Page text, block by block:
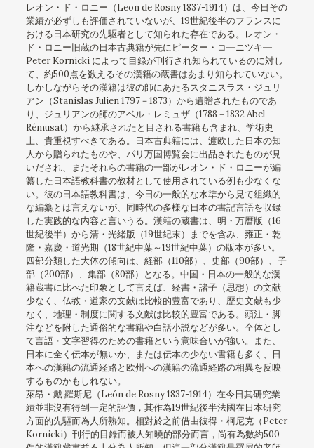
レオン・ド・ロニー（Leon de Rosny 1837-1914）は、今日その
業績が必ずしも評価されていないが、19世紀後半のフランスに
おける日本研究の先駆者として知られた存在である。レオン・
ド・ロニー旧蔵の日本古典籍が先にピーター・コ―ニツキ―
Peter Kornicki によって目録が刊行され知られているのに対し
て、約500点を数えるその漢籍の蔵書はあまり知られていない。
しかしながらその漢籍は彼の師にあたるスタニスラス・ジュリ
アン（Stanislas Julien 1797－1873）から遺贈されたものであ
り、ジュリアンの師のアベル・レミュザ（1788－1832 Abel
Rémusat）から継承されたと目される書籍も含まれ、学術史
上、貴重視すべきである。日本古典籍には、渡欧した日本の知
人から贈られたものや、パリ万国博覧会に出品されたものが見
いだされ、またそれらの書籍の一部がレオン・ド・ロニーが編
纂した日本語教科書の教材として使用されている例も少なくな
い。彼の日本語教科書は、今日の一般的な水準から見て組織的
な編纂とは言えないが、同時代の多様な日本の書記言語を収録
した実践的な内容と言いうる。漢籍の蔵書は、明・万暦版（16
世紀後半）から清・光緒版（19世紀末）までを含み、雍正・乾
隆・嘉慶・道光期（18世紀中葉～19世紀中葉）の版本が多い。
四部分類した大体の傾向は、経部（110部）、史部（90部）、子
部（200部）、集部（80部）となる。中国・日本の一般的な漢
籍蔵書に比べた印象として言えば、経書・諸子（思想）の文献
少なく、仏教・道家の文献は比較的豊富であり、歴史文献も少
なく、地理・制度に関する文献は比較的豊富である。頭注・脚
注などを附した通俗的な書籍や白話小説などが多い。全体とし
て言語・文字習得のための書籍という意味合いが強い。また、
日本に全く伝本が無いか、または伝本の少ない書籍も多く、日
本への漢籍の流通経路と欧州への漢籍の流通経路の相異を反映
するものかもしれない。
萊昂・戴 羅斯尼（León de Rosny 1837-1914）在今日其研究業
績並非沒有得到一定的評價，其作為19世紀後半法國在日本研究
方面的先驅而為人所熟知。相對於之前借由彼得・柯尼克（Peter
Kornicki）刊行的目錄而被人知曉的部分而言，尚有為數約500